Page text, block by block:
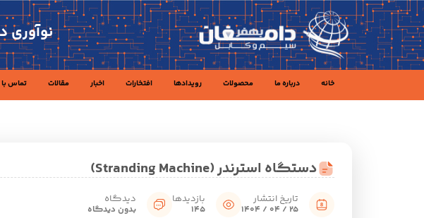
نوآوری
خانه درباره ما محصولات رویدادها افتخارات اخبار مقالات تماس با
دستگاه استرندر (Stranding Machine)
تاریخ انتشار
25 / 04 / 1404
بازدیدها
145
دیدگاه
بدون دیدگاه